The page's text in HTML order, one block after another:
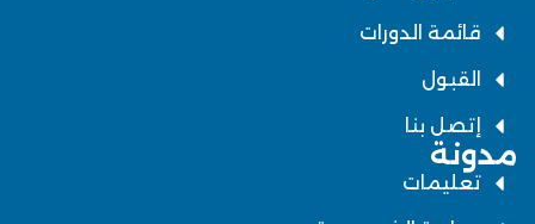
قائمة الدورات
القبول
إتصل بنا
مدونة
تعليمات